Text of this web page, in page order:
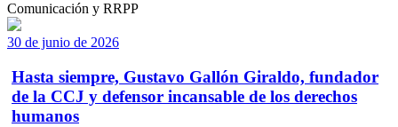
Comunicación y RRPP
30 de junio de 2026
Hasta siempre, Gustavo Gallón Giraldo, fundador
de la CCJ y defensor incansable de los derechos
humanos